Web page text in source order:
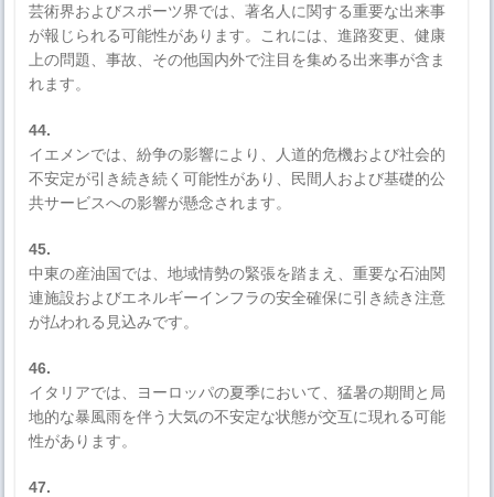
芸術界およびスポーツ界では、著名人に関する重要な出来事
が報じられる可能性があります。これには、進路変更、健康
上の問題、事故、その他国内外で注目を集める出来事が含ま
れます。
44.
イエメンでは、紛争の影響により、人道的危機および社会的
不安定が引き続き続く可能性があり、民間人および基礎的公
共サービスへの影響が懸念されます。
45.
中東の産油国では、地域情勢の緊張を踏まえ、重要な石油関
連施設およびエネルギーインフラの安全確保に引き続き注意
が払われる見込みです。
46.
イタリアでは、ヨーロッパの夏季において、猛暑の期間と局
地的な暴風雨を伴う大気の不安定な状態が交互に現れる可能
性があります。
47.